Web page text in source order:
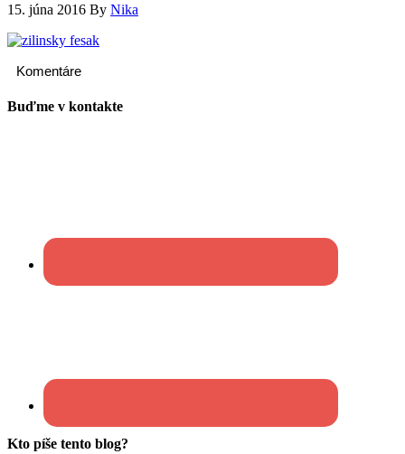
15. júna 2016 By Nika
Komentáre
Buďme v kontakte
Kto píše tento blog?